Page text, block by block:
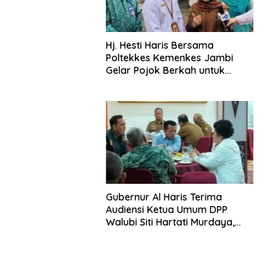
Hj. Hesti Haris Bersama
Poltekkes Kemenkes Jambi
Gelar Pojok Berkah untuk
Gubernur Al Haris Terima
Audiensi Ketua Umum DPP
Walubi Siti Hartati Murdaya,